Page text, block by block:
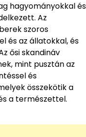
hagyományokkal és
Az
szoros
és az állatokkal, és
ősi skandináv
mint pusztán az
és
összekötik a
a természettel.